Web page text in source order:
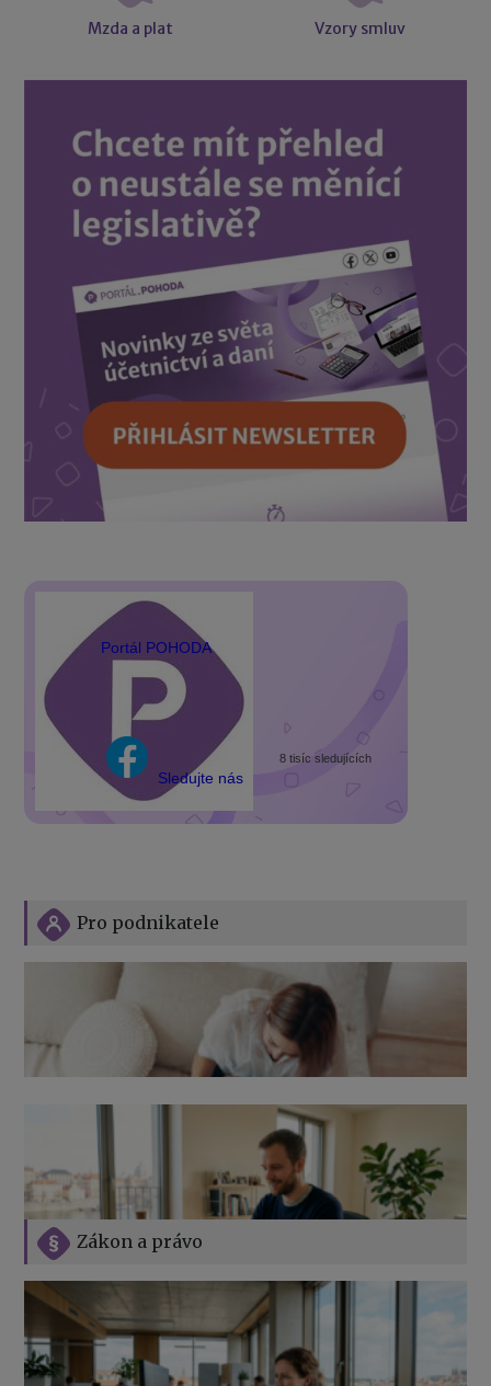
Mzda a plat Vzory smluv
Portál POHODA
Sledujte nás
8 tisíc sledujících
Zákon a právo
Pro podnikatele
Jak na podnikání při rodičovské dovolené
Přehledy pro OSSZ a zdravotní pojišťovny – jak na ně